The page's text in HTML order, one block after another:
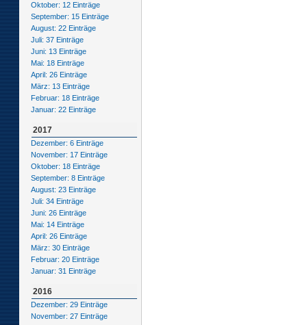
Oktober: 12 Einträge
September: 15 Einträge
August: 22 Einträge
Juli: 37 Einträge
Juni: 13 Einträge
Mai: 18 Einträge
April: 26 Einträge
März: 13 Einträge
Februar: 18 Einträge
Januar: 22 Einträge
2017
Dezember: 6 Einträge
November: 17 Einträge
Oktober: 18 Einträge
September: 8 Einträge
August: 23 Einträge
Juli: 34 Einträge
Juni: 26 Einträge
Mai: 14 Einträge
April: 26 Einträge
März: 30 Einträge
Februar: 20 Einträge
Januar: 31 Einträge
2016
Dezember: 29 Einträge
November: 27 Einträge